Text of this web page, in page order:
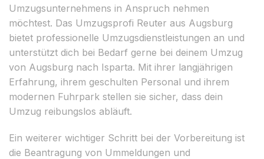
Umzugsunternehmens in Anspruch nehmen
möchtest. Das Umzugsprofi Reuter aus Augsburg
bietet professionelle Umzugsdienstleistungen an und
unterstützt dich bei Bedarf gerne bei deinem Umzug
von Augsburg nach Isparta. Mit ihrer langjährigen
Erfahrung, ihrem geschulten Personal und ihrem
modernen Fuhrpark stellen sie sicher, dass dein
Umzug reibungslos abläuft.
Ein weiterer wichtiger Schritt bei der Vorbereitung ist
die Beantragung von Ummeldungen und